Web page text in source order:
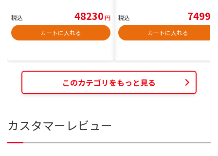
税込 48230円
カートに入れる
税込 7499
カートに入れる
このカテゴリをもっと見る
カスタマーレビュー